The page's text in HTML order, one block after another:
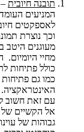
תובנה חיובית
המניעים
לאספקטים
וכך נוצרת
מעוגנים היטב
מחיי
כולל פתיחות
כמו גם
עם זאת חשוב
אל הקשיים של
גבוהות של